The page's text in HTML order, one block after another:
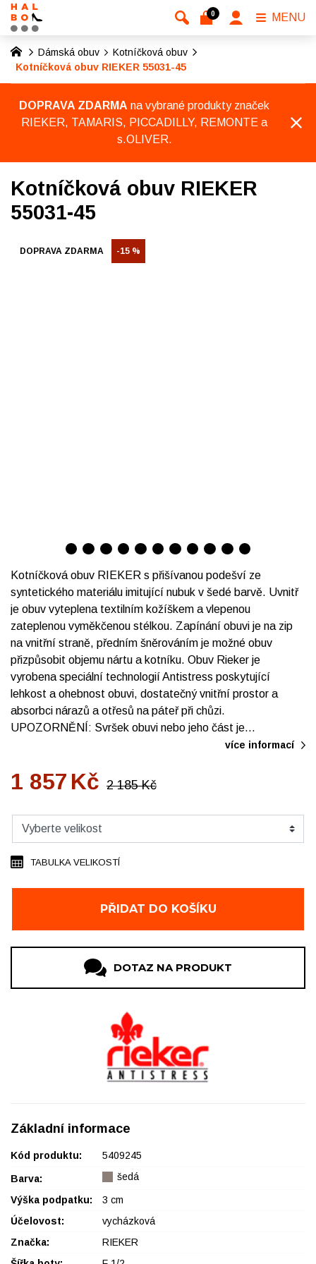
Dámská obuv
Kotníčková obuv
Kotníčková obuv RIEKER 55031-45
DOPRAVA ZDARMA na vybrané produkty značek
RIEKER, TAMARIS, PICCADILLY, REMONTE a
s.OLIVER.
Kotníčková obuv RIEKER
55031-45
DOPRAVA ZDARMA -15 %
Kotníčková obuv RIEKER s přišívanou podešví ze
syntetického materiálu imitující nubuk v šedé barvě. Uvnitř
je obuv vyteplena textilním kožíškem a vlepenou
zateplenou vyměkčenou stélkou. Zapínání obuvi je na zip
na vnitřní straně, předním šněrováním je možné obuv
přizpůsobit objemu nártu a kotníku. Obuv Rieker je
vyrobena speciální technologií Antistress poskytující
lehkost a ohebnost obuvi, dostatečný vnitřní prostor a
absorbci nárazů a otřesů na páteř při chůzi.
UPOZORNĚNÍ: Svršek obuvi nebo jeho část je…
více informací
1 857 Kč 2 185 Kč
PŘIDAT DO KOŠÍKU
TABULKA VELIKOSTÍ
DOTAZ NA PRODUKT
Základní informace
Kód produktu: 5409245
Barva: šedá
Výška podpatku:
3 cm
Účelovost:
vycházková
Značka:
RIEKER
0 MENU